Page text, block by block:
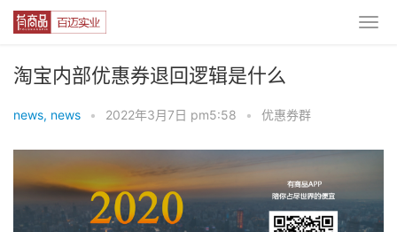
淘宝内部优惠券退回逻辑是什么
news, news • 2022年3月7日 pm5:58 • 优惠券群